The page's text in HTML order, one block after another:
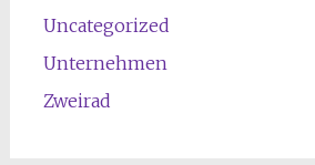
Uncategorized
Unternehmen
Zweirad